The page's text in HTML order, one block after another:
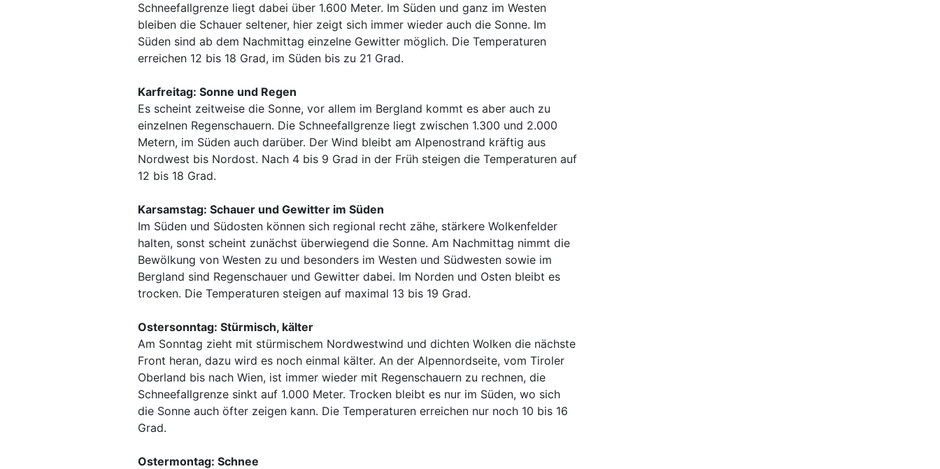
Schneefallgrenze liegt dabei über 1.600 Meter. Im Süden und ganz im Westen
bleiben die Schauer seltener, hier zeigt sich immer wieder auch die Sonne. Im
Süden sind ab dem Nachmittag einzelne Gewitter möglich. Die Temperaturen
erreichen 12 bis 18 Grad, im Süden bis zu 21 Grad.
Karfreitag: Sonne und Regen
Es scheint zeitweise die Sonne, vor allem im Bergland kommt es aber auch zu
einzelnen Regenschauern. Die Schneefallgrenze liegt zwischen 1.300 und 2.000
Metern, im Süden auch darüber. Der Wind bleibt am Alpenostrand kräftig aus
Nordwest bis Nordost. Nach 4 bis 9 Grad in der Früh steigen die Temperaturen auf
12 bis 18 Grad.
Karsamstag: Schauer und Gewitter im Süden
Im Süden und Südosten können sich regional recht zähe, stärkere Wolkenfelder
halten, sonst scheint zunächst überwiegend die Sonne. Am Nachmittag nimmt die
Bewölkung von Westen zu und besonders im Westen und Südwesten sowie im
Bergland sind Regenschauer und Gewitter dabei. Im Norden und Osten bleibt es
trocken. Die Temperaturen steigen auf maximal 13 bis 19 Grad.
Ostersonntag: Stürmisch, kälter
Am Sonntag zieht mit stürmischem Nordwestwind und dichten Wolken die nächste
Front heran, dazu wird es noch einmal kälter. An der Alpennordseite, vom Tiroler
Oberland bis nach Wien, ist immer wieder mit Regenschauern zu rechnen, die
Schneefallgrenze sinkt auf 1.000 Meter. Trocken bleibt es nur im Süden, wo sich
die Sonne auch öfter zeigen kann. Die Temperaturen erreichen nur noch 10 bis 16
Grad.
Ostermontag: Schnee